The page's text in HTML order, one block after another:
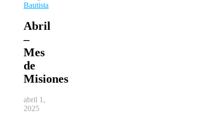
Bautista
Abril
–
Mes
de
Misiones
abril 1,
2025